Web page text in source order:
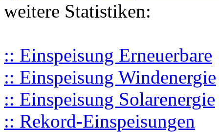
weitere Statistiken:
:: Einspeisung Erneuerbare
:: Einspeisung Windenergie
:: Einspeisung Solarenergie
:: Rekord-Einspeisungen